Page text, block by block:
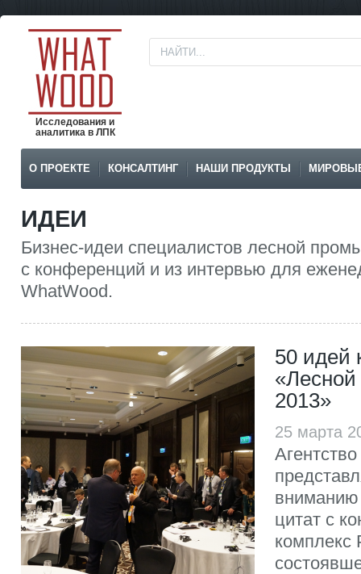
Исследования и
аналитика в ЛПК
О ПРОЕКТЕ КОНСАЛТИНГ НАШИ ПРОДУКТЫ
ИДЕИ
Бизнес-идеи специалистов лесной
с конференций и из интервью для
WhatWood.
50 идей
2013»
25 марта
цитат с
комплекс